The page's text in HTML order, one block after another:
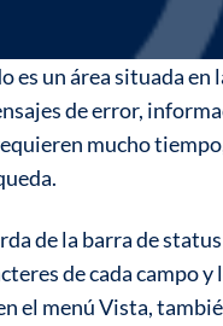
es un área situada
de error,
mucho
de la barra de
de cada campo
el menú Vista,